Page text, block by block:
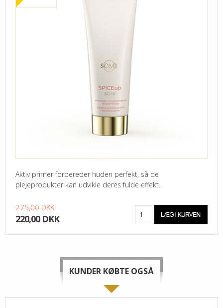
Aktiv primer forbereder huden perfekt, så de
plejeprodukter kan udvikle deres fulde effekt.
275,00 DKK
220,00 DKK
KUNDER KØBTE OGSÅ